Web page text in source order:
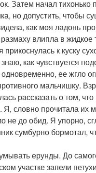
Затем начал тихонько
но допустить, чтобы
как моя ладонь
влипла в жидкое
к куску
как чувствуется
ее жгло
мальчишку.
рассказать о том,
словно прочитала их
не до обид. Я упорно,
сумбурно бормотал,
ерунды. До
участке запели